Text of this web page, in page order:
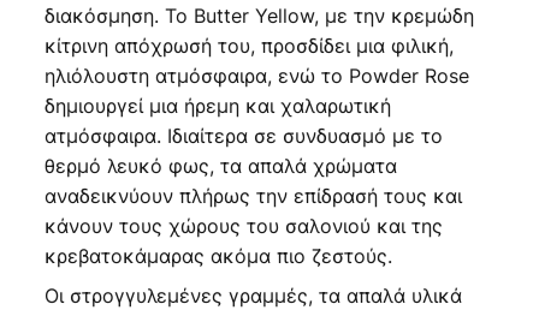
διακόσμηση. Το Butter Yellow, με την κρεμώδη
κίτρινη απόχρωσή του, προσδίδει μια φιλική,
ηλιόλουστη ατμόσφαιρα, ενώ το Powder Rose
δημιουργεί μια ήρεμη και χαλαρωτική
ατμόσφαιρα. Ιδιαίτερα σε συνδυασμό με το
θερμό λευκό φως, τα απαλά χρώματα
αναδεικνύουν πλήρως την επίδρασή τους και
κάνουν τους χώρους του σαλονιού και της
κρεβατοκάμαρας ακόμα πιο ζεστούς.
Οι στρογγυλεμένες γραμμές, τα απαλά υλικά